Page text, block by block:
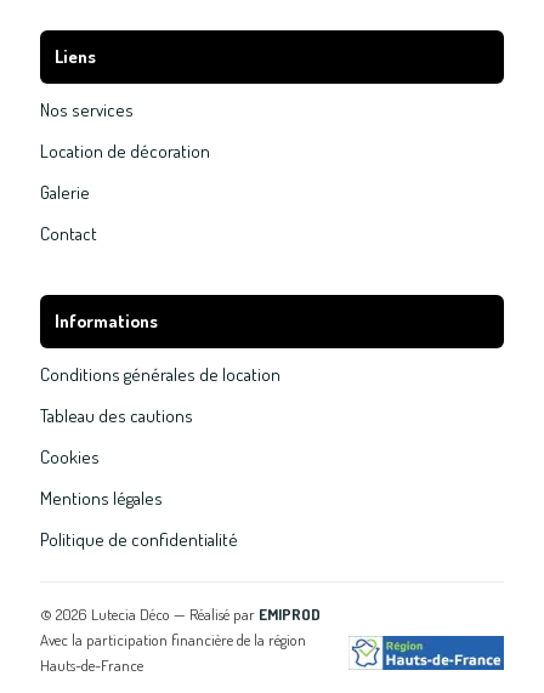
Liens
Nos services
Location de décoration
Galerie
Contact
Informations
Conditions générales de location
Tableau des cautions
Cookies
Mentions légales
Politique de confidentialité
© 2026 Lutecia Déco — Réalisé par EMIPROD
Avec la participation financière de la région
Hauts-de-France